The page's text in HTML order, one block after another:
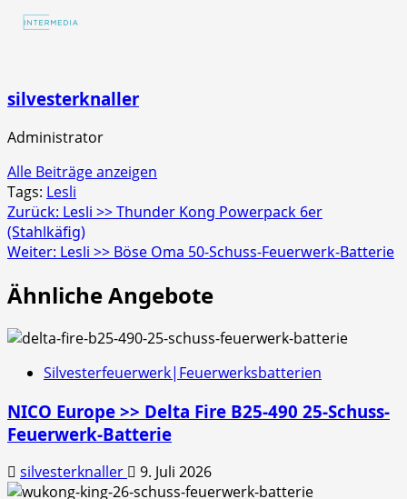
silvesterknaller
Administrator
Alle Beiträge anzeigen
Tags: Lesli
Beitragsnavigation
Zurück: Lesli >> Thunder Kong Powerpack 6er
(Stahlkäfig)
Weiter: Lesli >> Böse Oma 50-Schuss-Feuerwerk-Batterie
Ähnliche Angebote
Silvesterfeuerwerk|Feuerwerksbatterien
NICO Europe >> Delta Fire B25-490 25-Schuss-
Feuerwerk-Batterie
silvesterknaller 9. Juli 2026